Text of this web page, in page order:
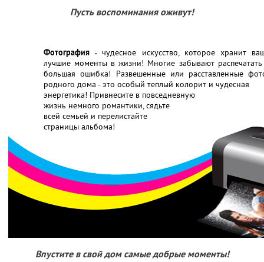
Пусть воспоминания оживут!
Фотография - чудесное искусство, которое хранит
лучшие моменты в жизни! Многие забывают
большая ошибка! Развешенные или расставленные
родного дома - это особый теплый колорит и чудесная
энергетика! Привнесите в повседневную
жизнь немного романтики, сядьте
всей семьей и перелистайте
страницы альбома!
Впустите в свой дом самые добрые моменты!